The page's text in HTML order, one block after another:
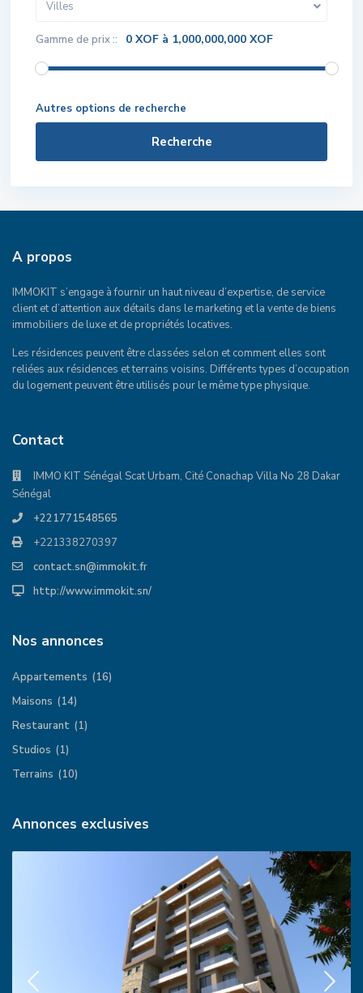
Villes
Gamme de prix :: 0 XOF à 1,000,000,000 XOF
Autres options de recherche
Recherche
A propos
IMMOKIT s’engage à fournir un haut niveau d’expertise, de service
client et d’attention aux détails dans le marketing et la vente de biens
immobiliers de luxe et de propriétés locatives.
Les résidences peuvent être classées selon et comment elles sont
reliées aux résidences et terrains voisins. Différents types d’occupation
du logement peuvent être utilisés pour le même type physique.
Contact
IMMO KIT Sénégal Scat Urbam, Cité Conachap Villa No 28 Dakar
Sénégal
+221771548565
+221338270397
contact.sn@immokit.fr
http://www.immokit.sn/
Nos annonces
Appartements (16)
Maisons (14)
Restaurant (1)
Studios (1)
Terrains (10)
Annonces exclusives